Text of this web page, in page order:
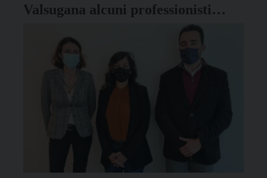
Valsugana alcuni professionisti
aumentano il numero di assistiti